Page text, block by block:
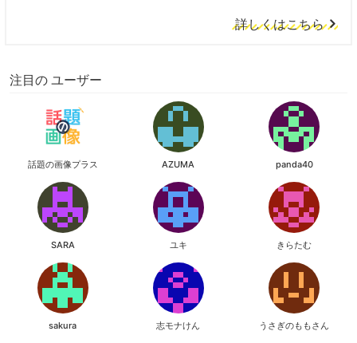
詳しくはこちら
注目の ユーザー
話題の画像プラス AZUMA panda40
SARA ユキ きらたむ
sakura 志モナけん うさぎのももさん